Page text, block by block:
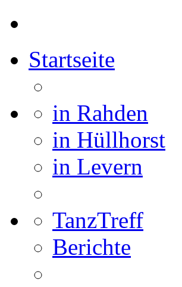
Startseite
in Rahden
in Hüllhorst
in Levern
TanzTreff
Berichte